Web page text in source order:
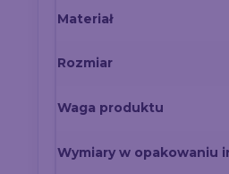
Materiał
Rozmiar
Waga produktu
Wymiary w opakowaniu